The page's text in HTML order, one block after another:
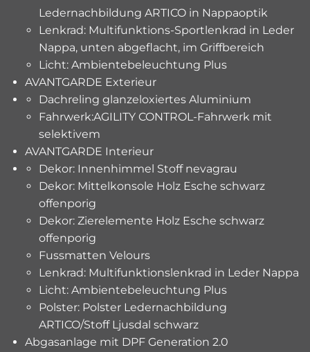
Ledernachbildung ARTICO in Nappaoptik
Lenkrad: Multifunktions-Sportlenkrad in Leder
Nappa, unten abgeflacht, im Griffbereich
Licht: Ambientebeleuchtung Plus
AVANTGARDE Exterieur
Dachreling glanzeloxiertes Aluminium
Fahrwerk:AGILITY CONTROL-Fahrwerk mit
selektivem
AVANTGARDE Interieur
Dekor: Innenhimmel Stoff nevagrau
Dekor: Mittelkonsole Holz Esche schwarz
offenporig
Dekor: Zierelemente Holz Esche schwarz
offenporig
Fussmatten Velours
Lenkrad: Multifunktionslenkrad in Leder Nappa
Licht: Ambientebeleuchtung Plus
Polster: Polster Ledernachbildung
ARTICO/Stoff Ljusdal schwarz
Abgasanlage mit DPF Generation 2.0